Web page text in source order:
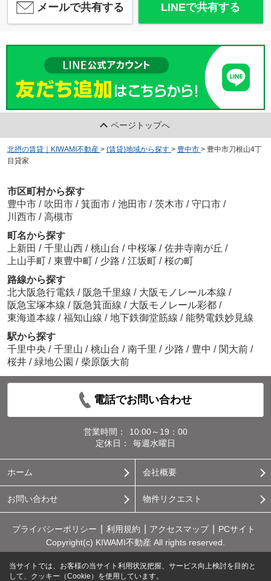
メールで共有する LINEで共有する
ページトップへ
北摂の賃貸｜KIWAMI不動産 > (賃貸)地域から探す > 豊中市 > 豊中市刀根山4丁
目貸家
市区町村から探す
豊中市 / 吹田市 / 箕面市 / 池田市 / 茨木市 / 守口市 /
川西市 / 高槻市
町名から探す
上新田 / 千里山西 / 桃山台 / 中桜塚 / 佐井寺南が丘 /
上山手町 / 東豊中町 / 少路 / 江坂町 / 桜の町
路線から探す
北大阪急行電鉄 / 阪急千里線 / 大阪モノレール本線 /
阪急宝塚本線 / 阪急箕面線 / 大阪モノレール彩都 /
東海道本線 / 福知山線 / 地下鉄御堂筋線 / 能勢電鉄妙見線
駅から探す
千里中央 / 千里山 / 桃山台 / 南千里 / 少路 / 豊中 / 関大前 /
桜井 / 緑地公園 / 柴原阪大前
電話でお問い合わせ
営業時間：
10:00～19：00
定休日：
毎週水曜日
ホーム 会社概要
お問い合わせ 物件リクエスト
プライバシーポリシー 利用規約 アクセスマップ
PCサイト
Copyright(c) KIWAMI不動産 All rights reserved.
当サイトでは、お客様の当サイト利用状況把握、サービス向上検討を目的と
して、クッキー（Cookie）を使用しています。